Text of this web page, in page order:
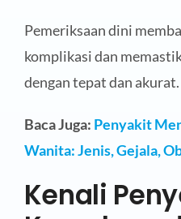
Pemeriksaan dini
komplikasi dan
dengan tepat dan akurat.
Baca Juga: Penyakit
Wanita: Jenis, Gejala,
Kenali